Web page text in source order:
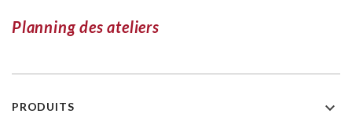
Planning des ateliers
PRODUITS
